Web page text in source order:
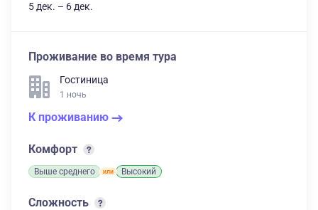
5 дек. – 6 дек.
Проживание во время тура
Гостиница
1 ночь
К проживанию
Комфорт
Выше среднего Высокий
Сложность